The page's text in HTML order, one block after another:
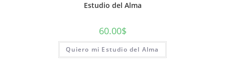
Estudio del Alma
60.00$
Quiero mi Estudio del Alma